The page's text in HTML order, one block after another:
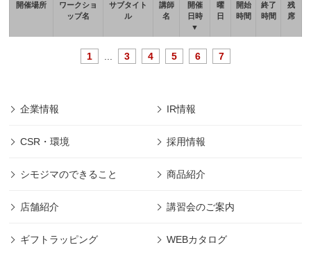
開催場所
ワークショ
ップ名
サブタイト
ル
講師
名
開催
日時
▼
曜
日
開始
時間
終了
時間
残
席
1 3 4 5 6 7
企業情報 IR情報
CSR・環境 採用情報
シモジマのできること 商品紹介
店舗紹介 講習会のご案内
ギフトラッピング WEBカタログ